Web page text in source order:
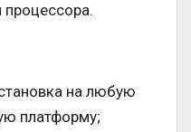
процессора.
на любую
платформу;